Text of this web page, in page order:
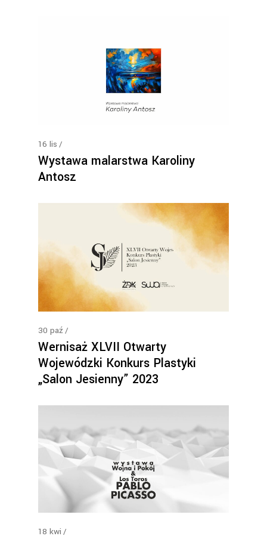
16 lis
Wystawa malarstwa Karoliny
Antosz
30 paź
Wernisaż XLVII Otwarty
Wojewódzki Konkurs Plastyki
„Salon Jesienny” 2023
18 kwi